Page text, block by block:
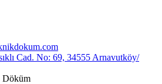
Cad. No: 69, 34555 Arnavutköy/
Döküm